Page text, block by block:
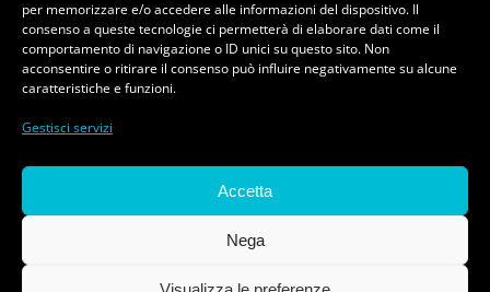
per memorizzare e/o accedere alle informazioni del dispositivo. Il
consenso a queste tecnologie ci permetterà di elaborare dati come il
comportamento di navigazione o ID unici su questo sito. Non
acconsentire o ritirare il consenso può influire negativamente su alcune
caratteristiche e funzioni.
Gestisci servizi
Accetta
Nega
Way Solutions